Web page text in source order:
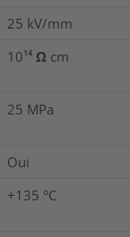
25 kV/mm
10¹⁴ Ω cm
25 MPa
Oui
+135 °C